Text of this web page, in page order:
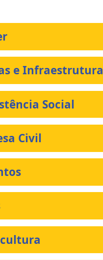
e Infraestrutura
Social
Civil